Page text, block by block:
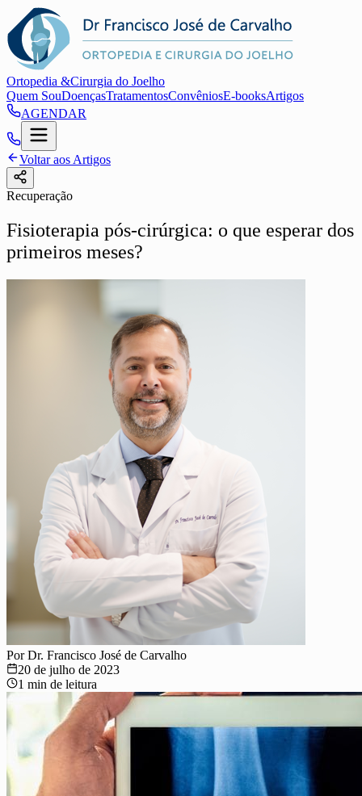
Ortopedia &Cirurgia do Joelho
Quem SouDoençasTratamentosConvêniosE-booksArtigos
AGENDAR
Voltar aos Artigos
Recuperação
Fisioterapia pós-cirúrgica: o que esperar dos
primeiros meses?
PorDr. Francisco José de Carvalho
20 de julho de 2023
1 min de leitura